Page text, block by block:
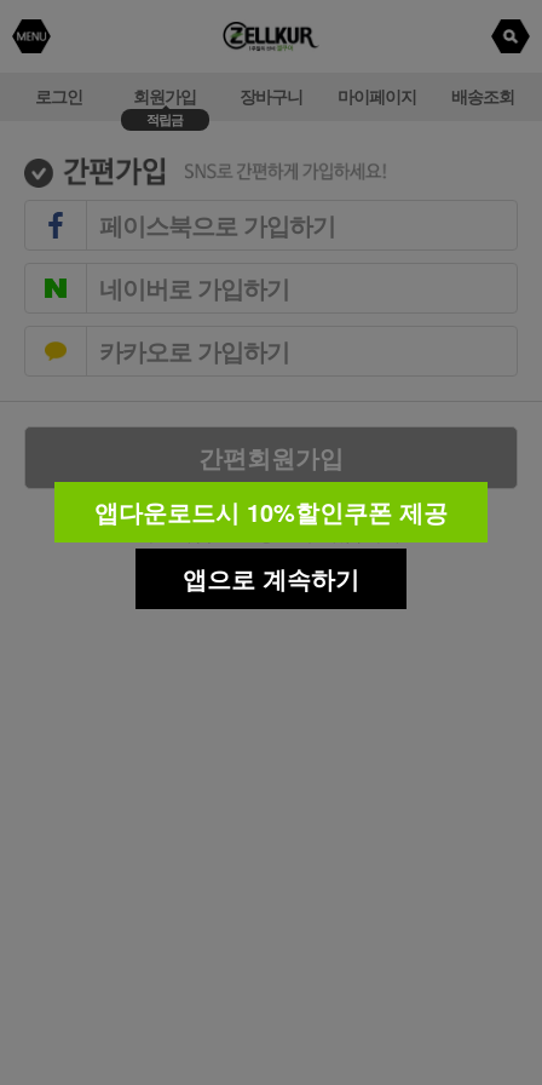
로그인 회원가입
적립금
장바구니 마이페이지 배송조회
페이스북으로 가입하기
네이버로 가입하기
카카오로 가입하기
간편회원가입
SNS계정이 없으신 경우 일반 회원가입을 통해
회원가입을 진행할 수 있습니다.
앱다운로드시 10%할인쿠폰 제공
앱으로 계속하기